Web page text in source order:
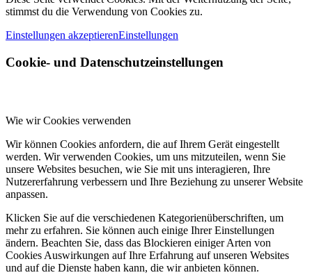
stimmst du die Verwendung von Cookies zu.
Einstellungen akzeptierenEinstellungen
Cookie- und Datenschutzeinstellungen
Wie wir Cookies verwenden
Wir können Cookies anfordern, die auf Ihrem Gerät eingestellt
werden. Wir verwenden Cookies, um uns mitzuteilen, wenn Sie
unsere Websites besuchen, wie Sie mit uns interagieren, Ihre
Nutzererfahrung verbessern und Ihre Beziehung zu unserer Website
anpassen.
Klicken Sie auf die verschiedenen Kategorienüberschriften, um
mehr zu erfahren. Sie können auch einige Ihrer Einstellungen
ändern. Beachten Sie, dass das Blockieren einiger Arten von
Cookies Auswirkungen auf Ihre Erfahrung auf unseren Websites
und auf die Dienste haben kann, die wir anbieten können.